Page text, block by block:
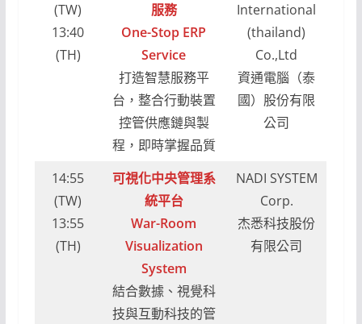
(TW)
13:40
(TH)
服務
One-Stop ERP
Service
打造智慧服務平
台，整合行動裝置
控管供應鏈與製
程，即時掌握品質
International
(thailand)
Co.,Ltd
資通電腦（泰
國）股份有限
公司
14:55
(TW)
13:55
(TH)
可視化中央管理系
統平台
War-Room
Visualization
System
結合數據、視覺科
技與互動科技的管
NADI SYSTEM
Corp.
杰悉科技股份
有限公司